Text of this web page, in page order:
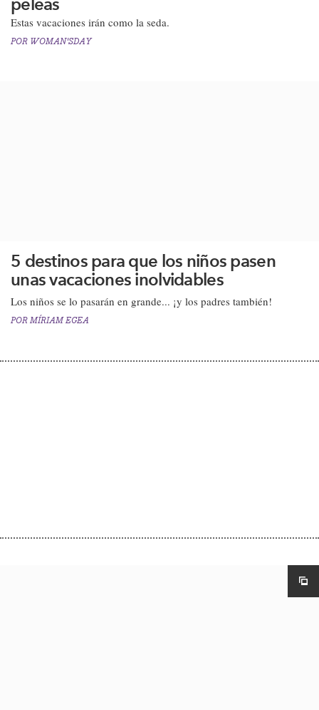
Estas vacaciones irán como la seda.​
POR WOMAN'SDAY
5 destinos para que los niños pasen
unas vacaciones inolvidables
Los niños se lo pasarán en grande... ¡y los padres también!
POR MÍRIAM EGEA